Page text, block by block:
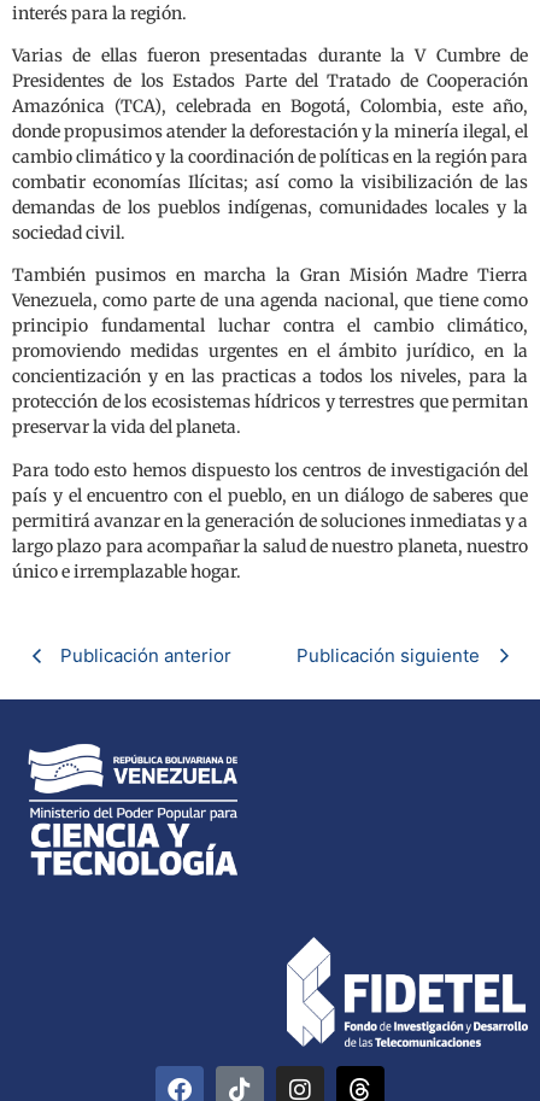
interés para la región.
Varias de ellas fueron presentadas durante la V Cumbre de
Presidentes de los Estados Parte del Tratado de Cooperación
Amazónica (TCA), celebrada en Bogotá, Colombia, este año,
donde propusimos atender la deforestación y la minería ilegal, el
cambio climático y la coordinación de políticas en la región para
combatir economías Ilícitas; así como la visibilización de las
demandas de los pueblos indígenas, comunidades locales y la
sociedad civil.
También pusimos en marcha la Gran Misión Madre Tierra
Venezuela, como parte de una agenda nacional, que tiene como
principio fundamental luchar contra el cambio climático,
promoviendo medidas urgentes en el ámbito jurídico, en la
concientización y en las practicas a todos los niveles, para la
protección de los ecosistemas hídricos y terrestres que permitan
preservar la vida del planeta.
Para todo esto hemos dispuesto los centros de investigación del
país y el encuentro con el pueblo, en un diálogo de saberes que
permitirá avanzar en la generación de soluciones inmediatas y a
largo plazo para acompañar la salud de nuestro planeta, nuestro
único e irremplazable hogar.
Publicación anterior Publicación siguiente